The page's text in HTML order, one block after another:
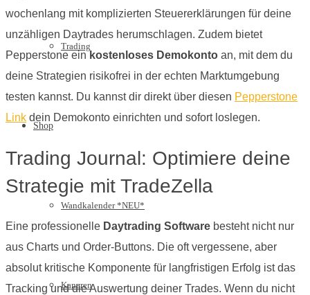
Trading
Shop
Wandkalender *NEU*
Kanaren
wochenlang mit komplizierten Steuererklärungen für deine
unzähligen Daytrades herumschlagen. Zudem bietet
Pepperstone einkostenloses Demokonto an, mit dem du
deine Strategien risikofrei in der echten Marktumgebung
testen kannst. Du kannst dir direkt über diesen Pepperstone
Link dein Demokonto einrichten und sofort loslegen.
Trading Journal: Optimiere deine
Strategie mit TradeZella
Eine professionelle Daytrading Software besteht nicht nur
aus Charts und Order-Buttons. Die oft vergessene, aber
absolut kritische Komponente für langfristigen Erfolg ist das
Tracking und die Auswertung deiner Trades. Wenn du nicht